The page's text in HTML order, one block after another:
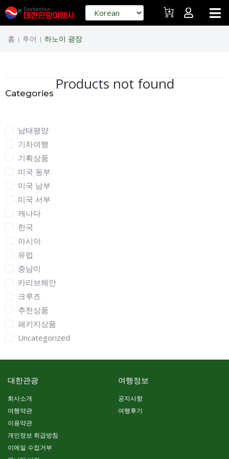
홈 | 투어 | 하노이 광장
Categories
남태평양
기차여행
기획상품
미국 동부
미국 남부
미국 서부
캐나다
한국
아시아
유럽
중남미
카리브해안
크루즈
추천상품
패키지상품
Uncategorized
Products not found
대한관광
회사소개
여행약관
이용약관
개인정보 취급방침
이메일 수집거부
여행정보
공지사항
여행후기